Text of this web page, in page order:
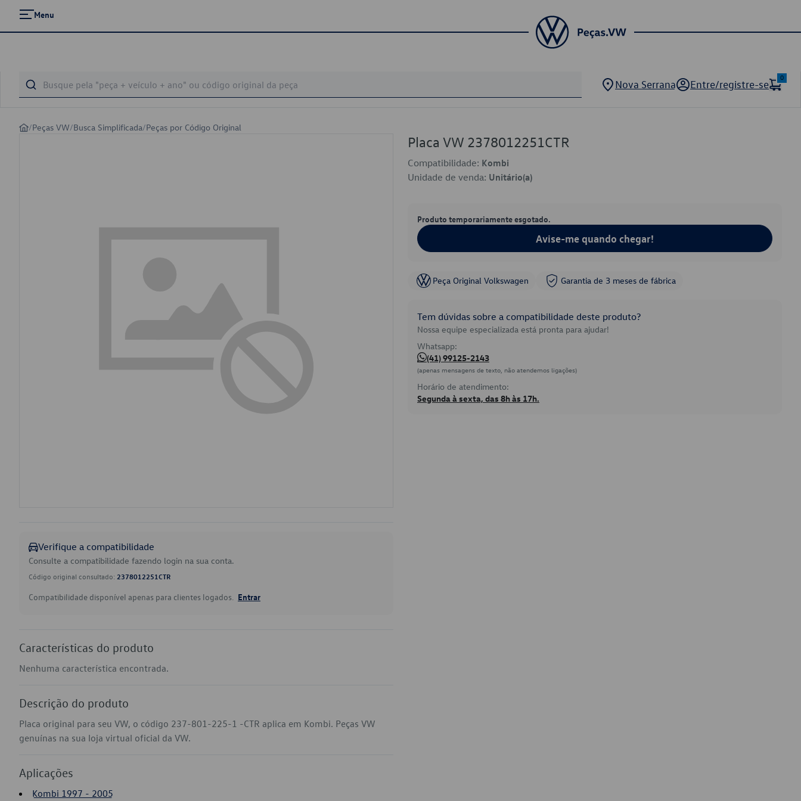
Menu
Nova Serrana Entre/registre-se
0
/Peças VW/Busca Simplificada/Peças por Código Original
Verifique a compatibilidade
Consulte a compatibilidade fazendo login na sua conta.
Código original consultado: 2378012251CTR
Compatibilidade disponível apenas para clientes logados. Entrar
Características do produto
Nenhuma característica encontrada.
Descrição do produto
Placa original para seu VW, o código 237-801-225-1 -CTR aplica em Kombi. Peças VW
genuínas na sua loja virtual oficial da VW.
Aplicações
Kombi 1997 - 2005
Placa VW 2378012251CTR
Compatibilidade: Kombi
Unidade de venda: Unitário(a)
Produto temporariamente esgotado.
Avise-me quando chegar!
Peça Original Volkswagen Garantia de 3 meses de fábrica
Tem dúvidas sobre a compatibilidade deste produto?
Nossa equipe especializada está pronta para ajudar!
Whatsapp:
(41) 99125-2143
(apenas mensagens de texto, não atendemos ligações)
Horário de atendimento:
Segunda à sexta, das 8h às 17h.